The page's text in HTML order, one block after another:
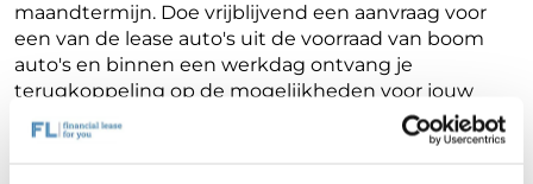
maandtermijn. Doe vrijblijvend een aanvraag voor
een van de lease auto's uit de voorraad van boom
auto's en binnen een werkdag ontvang je
terugkoppeling op de mogelijkheden voor jouw
Financial Lease.